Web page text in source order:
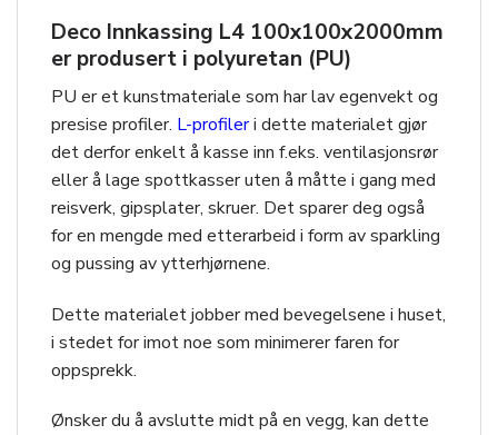
Deco Innkassing L4 100x100x2000mm
er produsert i polyuretan (PU)
PU er et kunstmateriale som har lav egenvekt og
presise profiler. L-profileri dette materialet gjør
det derfor enkelt å kasse inn f.eks. ventilasjonsrør
eller å lage spottkasser uten å måtte i gang med
reisverk, gipsplater, skruer. Det sparer deg også
for en mengde med etterarbeid i form av sparkling
og pussing av ytterhjørnene.
Dette materialet jobber med bevegelsene i huset,
i stedet for imot noe som minimerer faren for
oppsprekk.
Ønsker du å avslutte midt på en vegg, kan dette